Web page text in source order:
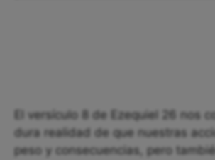
El versículo 8 de Ezequiel 26 nos
dura realidad de que nuestras
peso y consecuencias, pero